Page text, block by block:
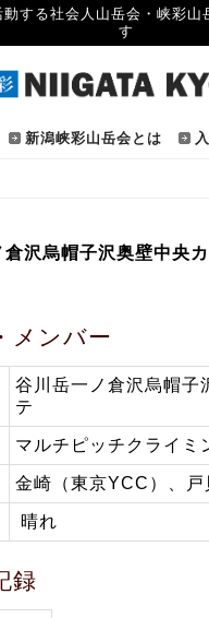
動する社会人山岳会・峡彩山
す
新潟峡彩山岳会とは
倉沢烏帽子沢奥壁中央
メンバー
谷川岳一ノ倉沢烏帽子
テ
マルチピッチクライミ
金崎（東京YCC）、戸
晴れ
録